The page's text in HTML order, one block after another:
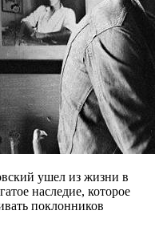
ушел из жизни в
наследие, которое
поклонников